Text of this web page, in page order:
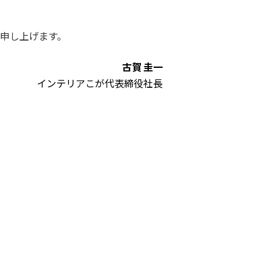
し上げます。
古賀 圭一
インテリアこが代表締役社長